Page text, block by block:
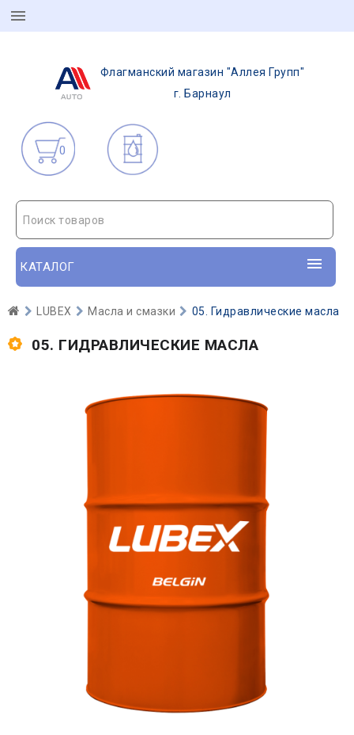
Флагманский магазин "Аллея Групп"
г. Барнаул
0
Поиск товаров
КАТАЛОГ
LUBEX Масла и смазки 05. Гидравлические масла
05. ГИДРАВЛИЧЕСКИЕ МАСЛА